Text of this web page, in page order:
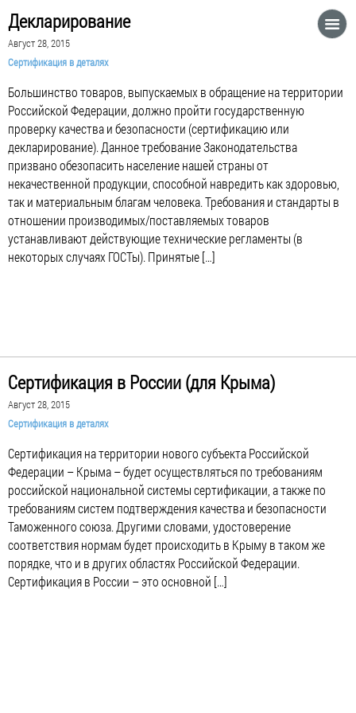
Декларирование
Август 28, 2015
Сертификация в деталях
Большинство товаров, выпускаемых в обращение на территории
Российской Федерации, должно пройти государственную
проверку качества и безопасности (сертификацию или
декларирование). Данное требование Законодательства
призвано обезопасить население нашей страны от
некачественной продукции, способной навредить как здоровью,
так и материальным благам человека. Требования и стандарты в
отношении производимых/поставляемых товаров
устанавливают действующие технические регламенты (в
некоторых случаях ГОСТы). Принятые […]
Сертификация в России (для Крыма)
Август 28, 2015
Сертификация в деталях
Сертификация на территории нового субъекта Российской
Федерации – Крыма – будет осуществляться по требованиям
российской национальной системы сертификации, а также по
требованиям систем подтверждения качества и безопасности
Таможенного союза. Другими словами, удостоверение
соответствия нормам будет происходить в Крыму в таком же
порядке, что и в других областях Российской Федерации.
Сертификация в России – это основной […]